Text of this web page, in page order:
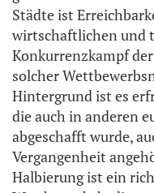
Städte ist
wirtschaftlichen und
Konkurrenzkampf
solcher
Hintergrund ist es
die auch in anderen
abgeschafft wurde,
Vergangenheit
Halbierung ist ein